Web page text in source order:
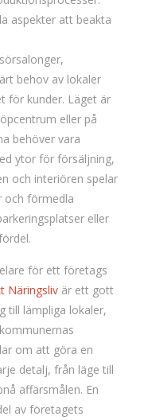
aspekter att beakta
behov av lokaler
för kunder. Läget är
eller på
behöver vara
ytor för försäljning,
och interiören spelar
och förmedla
eller
för ett företags
Näringsliv är ett gott
till lämpliga lokaler,
om att göra en
detalj, från läge till
affärsmålen. En
av företagets